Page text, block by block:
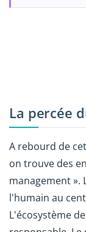
La percée
A rebourd de
on trouve des
management ».
l'humain au
L'écosystème